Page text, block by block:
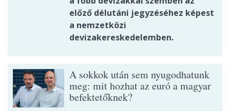
előző délutáni jegyzéséhez képest
a nemzetközi
devizakereskedelemben.
A sokkok után sem nyugodhatunk
meg: mit hozhat az euró a magyar
befektetőknek?